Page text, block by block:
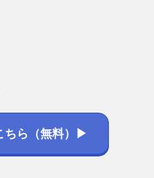
ちら（無料）▶